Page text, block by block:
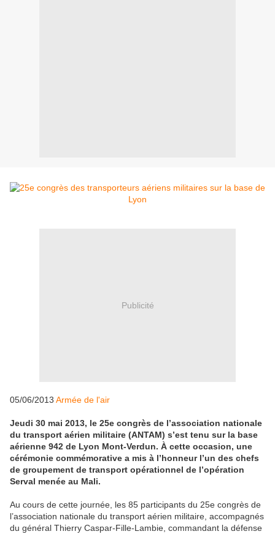
Publicité
05/06/2013 Armée de l'air
Jeudi 30 mai 2013, le 25e congrès de l’association nationale
du transport aérien militaire (ANTAM) s’est tenu sur la base
aérienne 942 de Lyon Mont-Verdun. À cette occasion, une
cérémonie commémorative a mis à l’honneur l’un des chefs
de groupement de transport opérationnel de l’opération
Serval menée au Mali.
Au cours de cette journée, les 85 participants du 25e congrès de
l’association nationale du transport aérien militaire, accompagnés
du général Thierry Caspar-Fille-Lambie, commandant la défense